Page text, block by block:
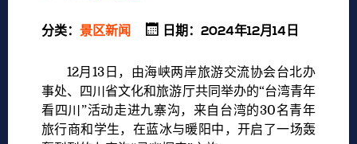
分类： 景区新闻 日期：2024年12月14日
12月13日，由海峡两岸旅游交流协会台北办
事处、四川省文化和旅游厅共同举办的“台湾青年
看四川”活动走进九寨沟，来自台湾的30名青年
旅行商和学生，在蓝冰与暖阳中，开启了一场轰